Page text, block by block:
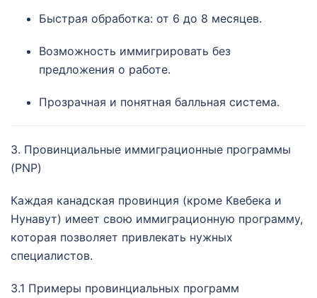
Быстрая обработка: от 6 до 8 месяцев.
Возможность иммигрировать без
предложения о работе.
Прозрачная и понятная балльная система.
3. Провинциальные иммиграционные программы
(PNP)
Каждая канадская провинция (кроме Квебека и
Нунавут) имеет свою иммиграционную программу,
которая позволяет привлекать нужных
специалистов.
3.1 Примеры провинциальных программ